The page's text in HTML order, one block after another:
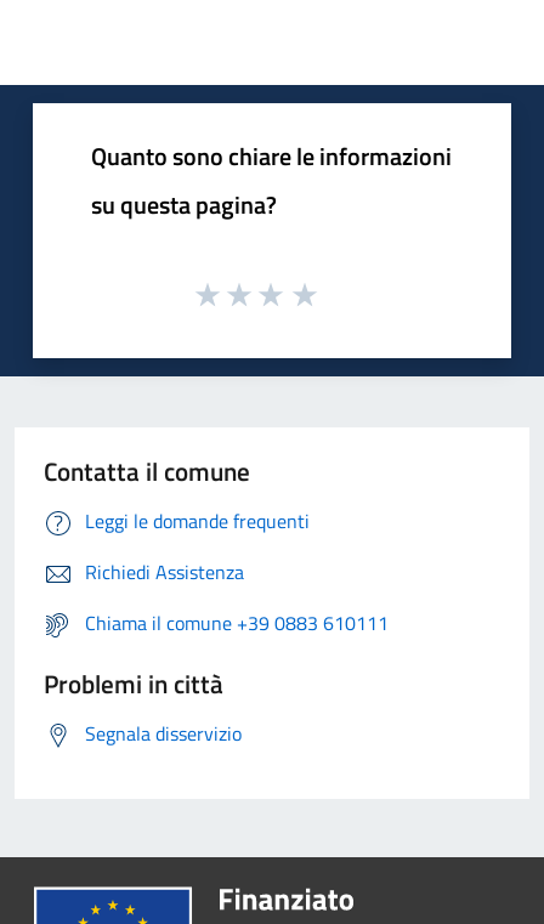
Quanto sono chiare le informazioni
su questa pagina?
Contatta il comune
Leggi le domande frequenti
Richiedi Assistenza
Chiama il comune +39 0883 610111
Problemi in città
Segnala disservizio